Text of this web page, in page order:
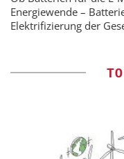
Energiewende –
Elektrifizierung der